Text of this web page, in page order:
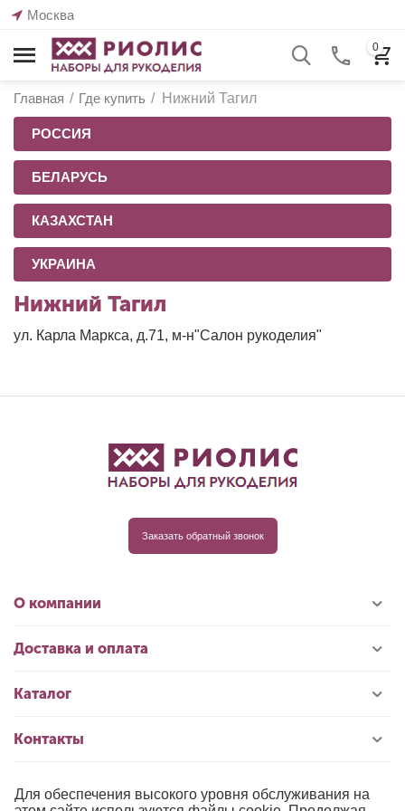
Москва
0
Главная / Где купить / Нижний Тагил
РОССИЯ
БЕЛАРУСЬ
КАЗАХСТАН
УКРАИНА
Нижний Тагил
ул. Карла Маркса, д.71, м-н"Салон рукоделия"
Заказать обратный звонок
О компании
Доставка и оплата
Каталог
Контакты
© 1996-2026 «РИОЛИС»
Для обеспечения высокого уровня обслуживания на